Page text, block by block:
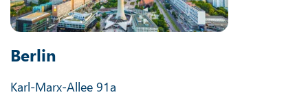
Berlin
Karl-Marx-Allee 91a